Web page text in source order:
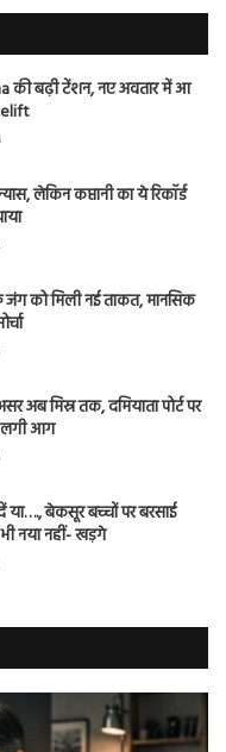
की बढ़ी टेंशन, नए अवतार में आ
लेकिन कप्तानी का ये रिकॉर्ड
को मिली नई ताकत, मानसिक
अब मिस्र तक, दमियाता पोर्ट पर
लगी आग
या…., बेकसूर बच्चों पर बरसाई
नया नहीं- खड़गे